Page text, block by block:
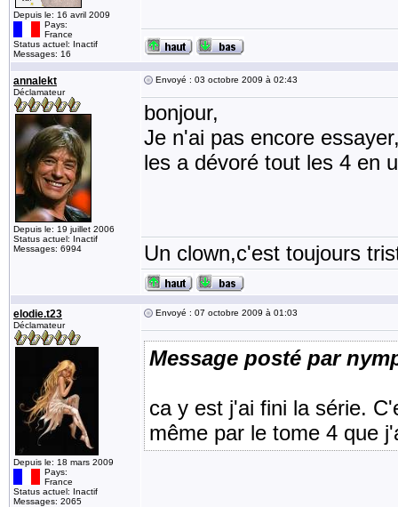
Depuis le: 16 avril 2009
Pays:
France
Status actuel: Inactif
Messages: 16
annalekt
Déclamateur
Depuis le: 19 juillet 2006
Status actuel: Inactif
Messages: 6994
Envoyé : 03 octobre 2009 à 02:43
bonjour,
Je n'ai pas encore
les a dévoré tout les 4 en
Un clown,c'est toujours
elodie.t23
Déclamateur
Depuis le: 18 mars 2009
Pays:
France
Status actuel: Inactif
Messages: 2065
Envoyé : 07 octobre 2009 à 01:03
Message posté par
ca y est j'ai fini la série.
même par le tome 4 que